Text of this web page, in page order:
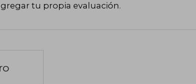
tu propia evaluación.